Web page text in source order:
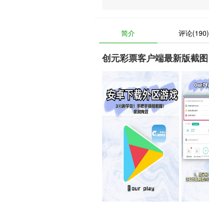
简介 评论(190)
创元彩票客户端最新版截图